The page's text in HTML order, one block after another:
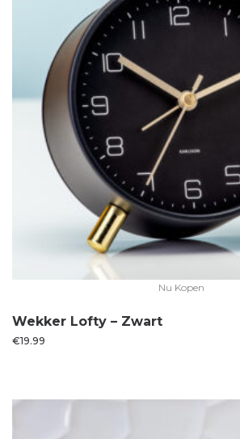
Nu Kopen
Wekker Lofty – Zwart
€19.99